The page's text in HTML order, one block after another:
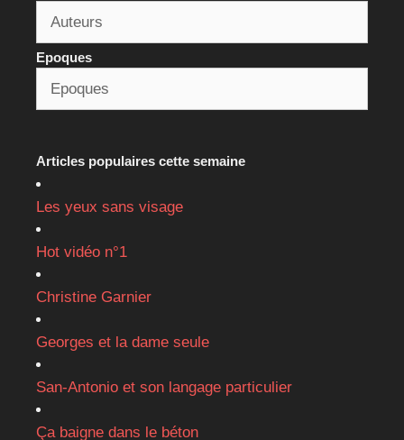
Epoques
Articles populaires cette semaine
Les yeux sans visage
Hot vidéo n°1
Christine Garnier
Georges et la dame seule
San-Antonio et son langage particulier
Ça baigne dans le béton